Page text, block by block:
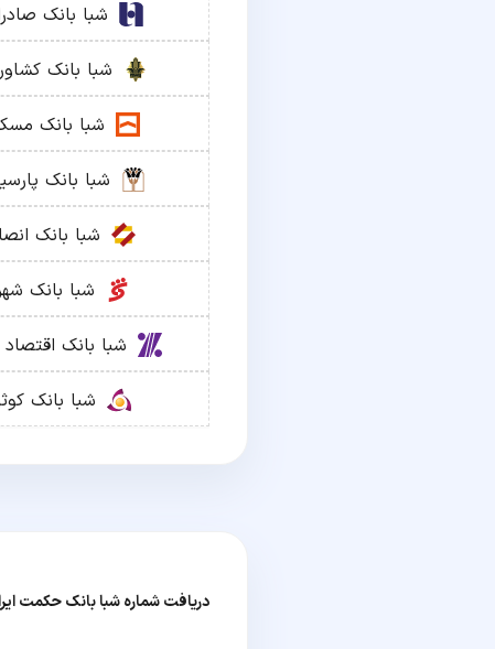
شبا بانک
شبا بانک
شبا بانک
شبا بانک
شبا بانک
شبا بانک
شبا بانک
شبا بانک
دریافت شماره شبا بانک حکمت